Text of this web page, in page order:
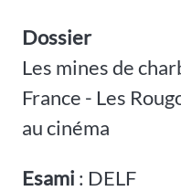
Dossier
Les mines de
France - Les
au cinéma
Esami : DELF